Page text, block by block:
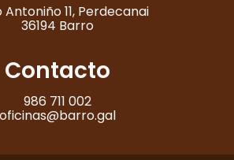
Antoniño 11, Perdecanai
36194 Barro
Contacto
986 711 002
oficinas@barro.gal